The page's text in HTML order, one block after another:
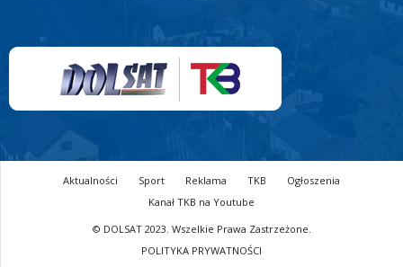
Aktualności Sport Reklama TKB
Ogłoszenia
Kanał TKB na Youtube
© DOLSAT 2023. Wszelkie Prawa Zastrzeżone.
POLITYKA PRYWATNOŚCI